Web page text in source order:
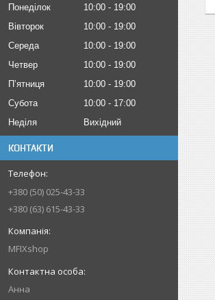
Понеділок 10:00
19:00
Вівторок
10:00
19:00
Середа
10:00
19:00
Четвер
10:00
19:00
Пʼятниця
10:00
19:00
Субота
10:00
17:00
Неділя
Вихідний
КОНТАКТИ
+380 (50) 025-43-33
+380 (63) 615-43-33
MFIXshop
Анна